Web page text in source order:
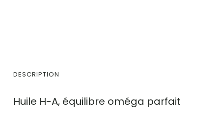
DESCRIPTION
Huile H-A, équilibre oméga parfait